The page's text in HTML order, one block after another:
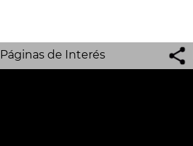
Páginas de Interés